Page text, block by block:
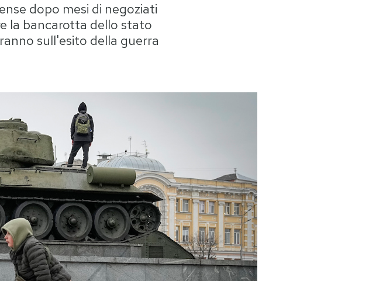
dopo mesi di negoziati
la bancarotta dello stato
sull'esito della guerra